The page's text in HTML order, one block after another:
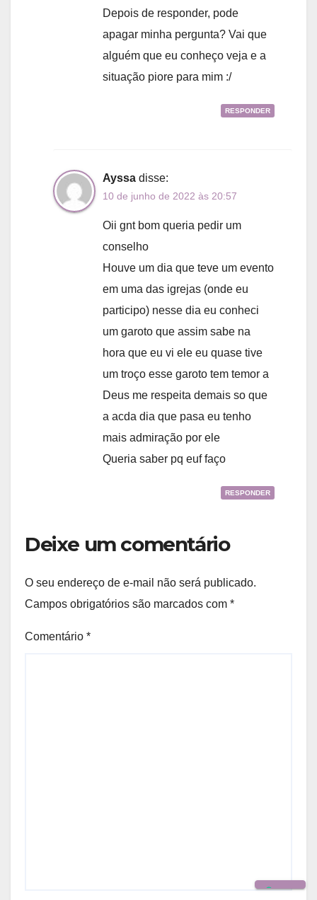
Depois de responder, pode
apagar minha pergunta? Vai que
alguém que eu conheço veja e a
situação piore para mim :/
RESPONDER
Ayssa disse:
10 de junho de 2022 às 20:57
Oii gnt bom queria pedir um
conselho
Houve um dia que teve um evento
em uma das igrejas (onde eu
participo) nesse dia eu conheci
um garoto que assim sabe na
hora que eu vi ele eu quase tive
um troço esse garoto tem temor a
Deus me respeita demais so que
a acda dia que pasa eu tenho
mais admiração por ele
Queria saber pq euf faço
RESPONDER
Deixe um comentário
O seu endereço de e-mail não será publicado.
Campos obrigatórios são marcados com *
Comentário *